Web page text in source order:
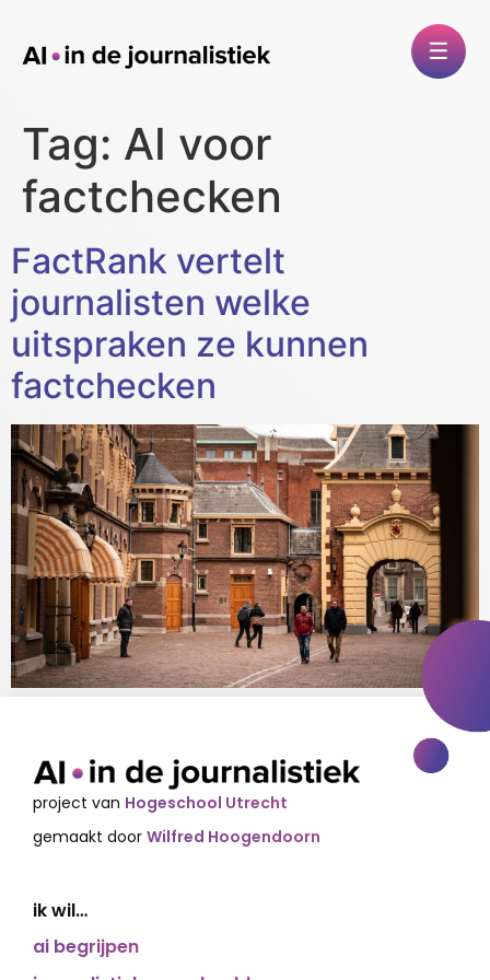
Tag: AI voor
factchecken
FactRank vertelt
journalisten welke
uitspraken ze kunnen
factchecken
project van Hogeschool Utrecht
gemaakt door Wilfred Hoogendoorn
ik wil…
ai begrijpen